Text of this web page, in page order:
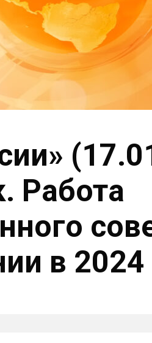
Работа
в 2024